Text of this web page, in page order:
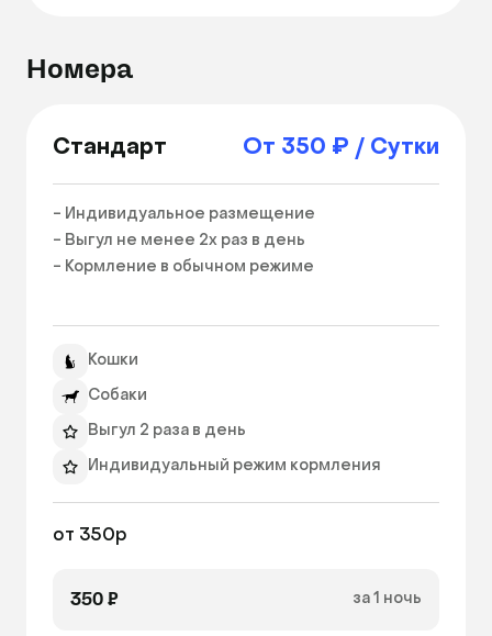
Номера
Стандарт От 350 ₽ / Сутки
- Индивидуальное размещение
- Выгул не менее 2х раз в день
- Кормление в обычном режиме
Кошки
Собаки
Выгул 2 раза в день
Индивидуальный режим кормления
Отдельный номер
от 350р
350 ₽ за 1 ночь